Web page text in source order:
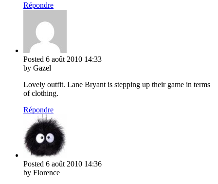
Répondre
Posted 6 août 2010 14:33
by Gazel
Lovely outfit. Lane Bryant is stepping up their game in terms
of clothing.
Répondre
Posted 6 août 2010 14:36
by Florence